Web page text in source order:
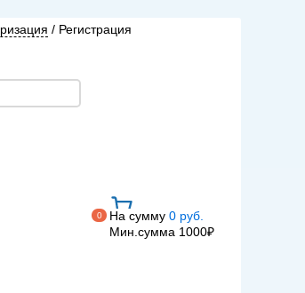
/ Регистрация
0 На сумму 0 руб.
Мин.сумма 1000₽